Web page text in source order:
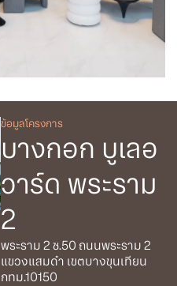
ข้อมูลโครงการ
บางกอก บูเลอ
วาร์ด พระราม
2
พระราม 2 ซ.50 ถนนพระราม 2
แขวงแสมดำ เขตบางขุนเทียน
กทม.10150